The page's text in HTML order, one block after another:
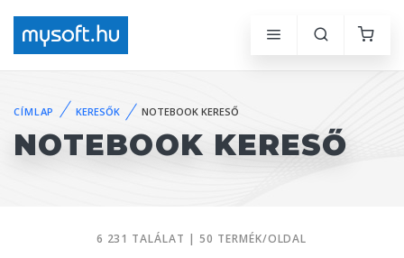
CÍMLAP KERESŐK NOTEBOOK KERESŐ
NOTEBOOK KERESŐ
6 231 TALÁLAT | 50 TERMÉK/OLDAL